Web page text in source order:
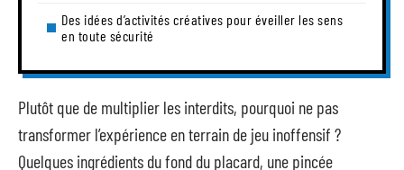
Des idées d’activités créatives pour éveiller les sens
en toute sécurité
Plutôt que de multiplier les interdits, pourquoi ne pas
transformer l’expérience en terrain de jeu inoffensif ?
Quelques ingrédients du fond du placard, une pincée